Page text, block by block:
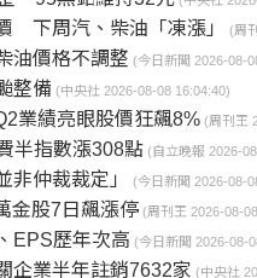
下周汽、柴油「凍漲」 (周
油價格不調整 (今日新聞 2026-08-
整備 (中央社 2026-08-08 16:04:40)
業績亮眼股價狂飆8% (周刊王
半指數漲308點 (自立晚報 2026-
仲裁裁定」 (今日新聞 2026-08-
金股7日飆漲停 (周刊王 2026-08-
EPS歷年次高 (今日新聞 2026-08-
企業半年註銷7632家 (中央社